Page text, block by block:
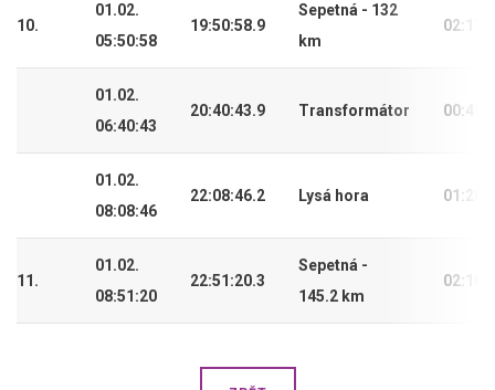
10.
01.02.
05:50:58
19:50:58.9
Sepetná - 132
km
01.02.
06:40:43
20:40:43.9 Transformátor
01.02.
08:08:46
22:08:46.2 Lysá hora
11.
01.02.
08:51:20
22:51:20.3
Sepetná -
145.2 km